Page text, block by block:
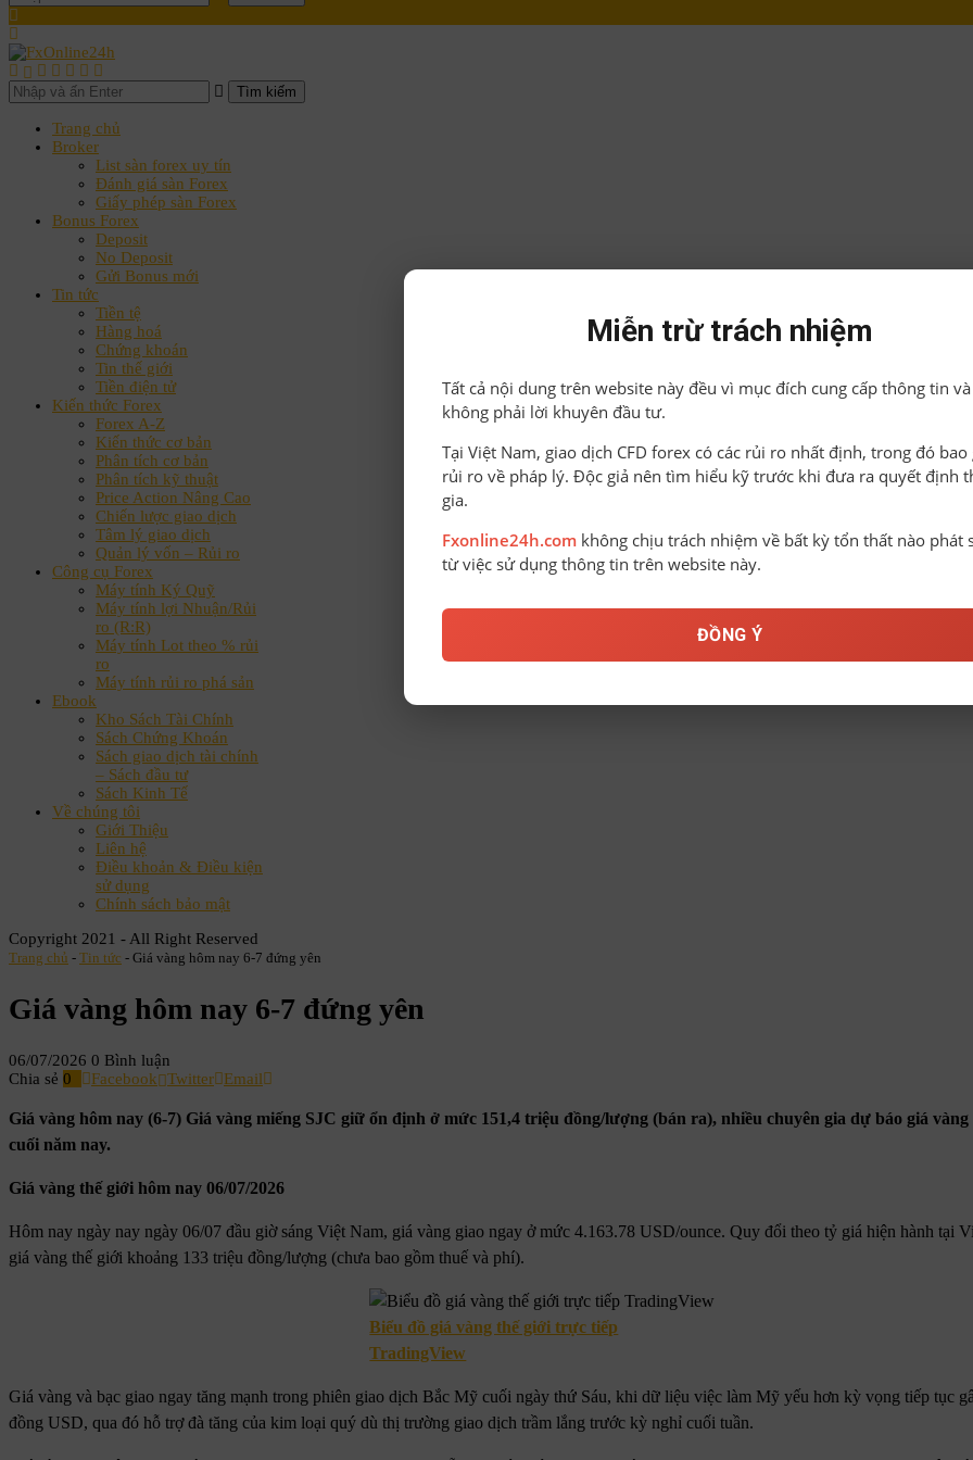
Tìm kiếm
Trang chủ
Broker
List sàn forex uy tín
Đánh giá sàn Forex
Giấy phép sàn Forex
Bonus Forex
Deposit
No Deposit
Gửi Bonus mới
Tin tức
Tiền tệ
Hàng hoá
Chứng khoán
Tin thế giới
Tiền điện tử
Kiến thức Forex
Forex A-Z
Kiến thức cơ bản
Phân tích cơ bản
Phân tích kỹ thuật
Price Action Nâng Cao
Chiến lược giao dịch
Tâm lý giao dịch
Quản lý vốn – Rủi ro
Công cụ Forex
Máy tính Ký Quỹ
Máy tính lợi Nhuận/Rủi
ro (R:R)
Máy tính Lot theo % rủi
ro
Máy tính rủi ro phá sản
Ebook
Kho Sách Tài Chính
Sách Chứng Khoán
Sách giao dịch tài chính
– Sách đầu tư
Sách Kinh Tế
Về chúng tôi
Giới Thiệu
Liên hệ
Điều khoản & Điều kiện
sử dụng
Chính sách bảo mật
Copyright 2021 - All Right Reserved
Trang chủ - Tin tức - Giá vàng hôm nay 6-7 đứng yên
Giá vàng hôm nay 6-7 đứng yên
06/07/2026 0 Bình luận
Chia sẻ 0 Facebook Twitter Email
Giá vàng hôm nay (6-7) Giá vàng miếng SJC giữ ổn định ở mức 151,4 triệu đồng/lượng (bán ra), nhiều chuyên gia dự báo giá vàng
cuối năm nay.
Giá vàng thế giới hôm nay 06/07/2026
Hôm nay ngày nay ngày 06/07 đầu giờ sáng Việt Nam, giá vàng giao ngay ở mức 4.163.78 USD/ounce. Quy đổi theo tỷ giá hiện hành tại
giá vàng thế giới khoảng 133 triệu đồng/lượng (chưa bao gồm thuế và phí).
Biểu đồ giá vàng thế giới trực tiếp
TradingView
Giá vàng và bạc giao ngay tăng mạnh trong phiên giao dịch Bắc Mỹ cuối ngày thứ Sáu, khi dữ liệu việc làm Mỹ yếu hơn kỳ vọng tiếp tục
đồng USD, qua đó hỗ trợ đà tăng của kim loại quý dù thị trường giao dịch trầm lắng trước kỳ nghỉ cuối tuần.
Miễn trừ trách nhiệm
Tất cả nội dung trên website này đều vì mục đích cung cấp thông tin và
không phải lời khuyên đầu tư.
Tại Việt Nam, giao dịch CFD forex có các rủi ro nhất định, trong đó bao
rủi ro về pháp lý. Độc giả nên tìm hiểu kỹ trước khi đưa ra quyết định
gia.
Fxonline24h.com không chịu trách nhiệm về bất kỳ tổn thất nào phát
từ việc sử dụng thông tin trên website này.
ĐỒNG Ý